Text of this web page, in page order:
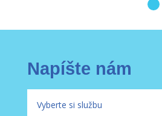
Napíšte nám